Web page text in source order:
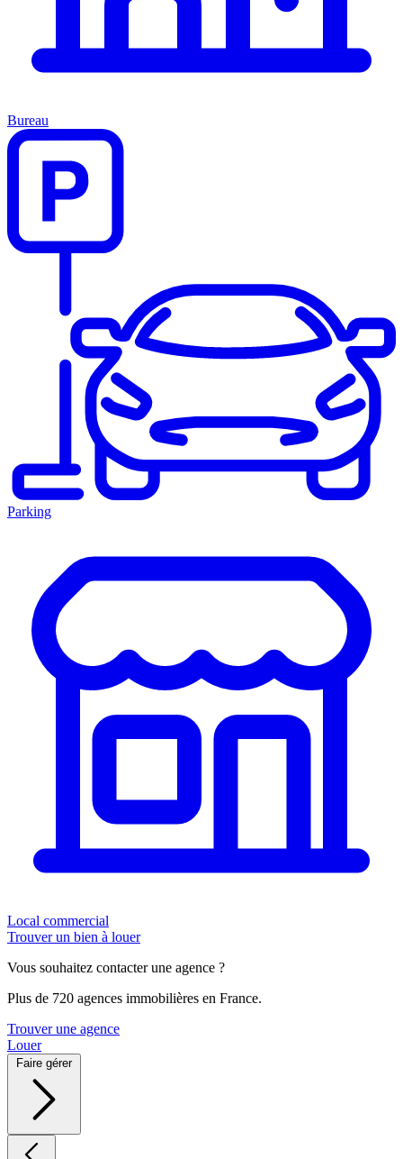
Bureau
Parking
Local commercial
Trouver un bien à louer
Vous souhaitez contacter une agence ?
Plus de 720 agences immobilières en France.
Trouver une agence
Louer
Faire gérer